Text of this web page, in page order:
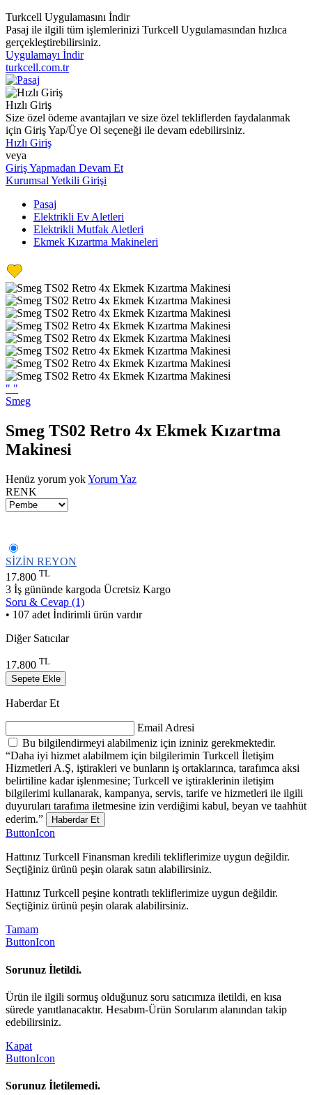
Turkcell Uygulamasını İndir
Pasaj ile ilgili tüm işlemlerinizi Turkcell Uygulamasından hızlıca
gerçekleştirebilirsiniz.
Uygulamayı İndir
turkcell.com.tr
Hızlı Giriş
Size özel ödeme avantajları ve size özel tekliflerden faydalanmak
için Giriş Yap/Üye Ol seçeneği ile devam edebilirsiniz.
Hızlı Giriş
veya
Giriş Yapmadan Devam Et
Kurumsal Yetkili Girişi
Pasaj
Elektrikli Ev Aletleri
Elektrikli Mutfak Aletleri
Ekmek Kızartma Makineleri
" "
Smeg
Smeg TS02 Retro 4x Ekmek Kızartma
Makinesi
Henüz yorum yokYorum Yaz
RENK
SİZİN REYON
17.800 TL
3 İş gününde kargoda Ücretsiz Kargo
Soru & Cevap (1)
• 107 adet İndirimli ürün vardır
Diğer Satıcılar
17.800 TL
Sepete Ekle
Haberdar Et
Email Adresi
Bu bilgilendirmeyi alabilmeniz için izniniz gerekmektedir.
“Daha iyi hizmet alabilmem için bilgilerimin Turkcell İletişim
Hizmetleri A.Ş, iştirakleri ve bunların iş ortaklarınca, tarafımca aksi
belirtiline kadar işlenmesine; Turkcell ve iştiraklerinin iletişim
bilgilerimi kullanarak, kampanya, servis, tarife ve hizmetleri ile ilgili
duyuruları tarafıma iletmesine izin verdiğimi kabul, beyan ve taahhüt
ederim.”
Haberdar Et
ButtonIcon
Hattınız Turkcell Finansman kredili tekliflerimize uygun değildir.
Seçtiğiniz ürünü peşin olarak satın alabilirsiniz.
Hattınız Turkcell peşine kontratlı tekliflerimize uygun değildir.
Seçtiğiniz ürünü peşin olarak alabilirsiniz.
Tamam
ButtonIcon
Sorunuz İletildi.
Ürün ile ilgili sormuş olduğunuz soru satıcımıza iletildi, en kısa
sürede yanıtlanacaktır. Hesabım-Ürün Sorularım alanından takip
edebilirsiniz.
Kapat
ButtonIcon
Sorunuz İletilemedi.